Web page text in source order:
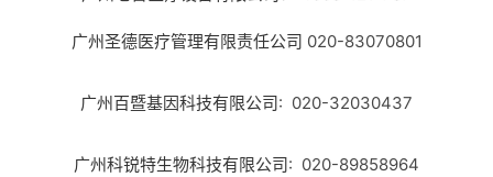
广州圣德医疗管理有限责任公司 020-83070801
广州百暨基因科技有限公司: 020-32030437
广州科锐特生物科技有限公司: 020-89858964